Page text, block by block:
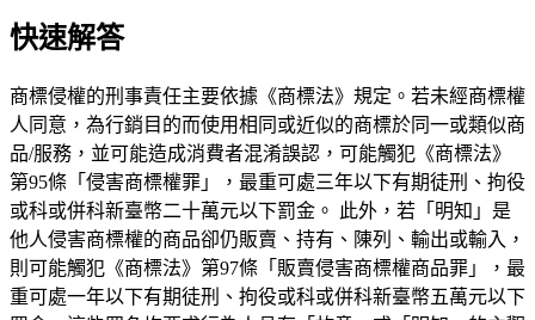
快速解答
商標侵權的刑事責任主要依據《商標法》規定。若未經商標權
人同意，為行銷目的而使用相同或近似的商標於同一或類似商
品/服務，並可能造成消費者混淆誤認，可能觸犯《商標法》
第95條「侵害商標權罪」，最重可處三年以下有期徒刑、拘役
或科或併科新臺幣二十萬元以下罰金。 此外，若「明知」是
他人侵害商標權的商品卻仍販賣、持有、陳列、輸出或輸入，
則可能觸犯《商標法》第97條「販賣侵害商標權商品罪」，最
重可處一年以下有期徒刑、拘役或科或併科新臺幣五萬元以下